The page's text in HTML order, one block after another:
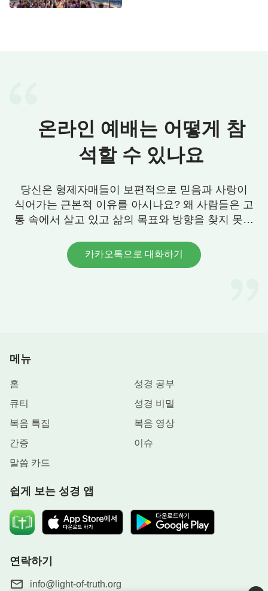
을 주재하는 하나님의 숨겨진 사역 가운데서 하나님
입증하라고 요구한 적도 없다. 그는 이미 만물 가운
데서 하나님의 주재를 보았고, 다른 사람이 받지 못
한 복과 은혜를 얻었다고 생각했기 때문이다. 비록
지만, 하나님에 대한 욥의 믿음은 흔들린 적이 없었
다. 그러므로 그는 그 어떤 사람도 얻지 못한 성과, 곧
하나님의 칭찬과 축복을 받을 수 있었다.
욥은 화복을 따지지 않고 하나님의 이름을
말씀을 들은 적도 없지만, 그의 마음속에는 하나님의
느냐? 바로 앞에서 말한 “여호와의 이름이 찬송을 받
으실찌니이다”라는 것이 그의 태도였다. 이 ‘찬송’에
는 조건도 배경도 그 어떤 이유도 없었다. 여기서 욥
이 자신의 마음을 하나님께 바쳐 주관하도록 한 것을
알 수 있다. 그는 마음속으로 생각하고 결심하고 계
그의 마음은 하나님과 대립되지 않았으며, 단 한 번
도 자신을 위해 무엇을 해 달라고, 무엇을 내려 달라
고 하나님께 요구한 적이 없었다. 또한, 그렇게 하나
기대도 하지 않았다. 욥은 하나님과 거래를 하지 않
온라인 예배는 어떻게 참
석할 수 있나요
당신은 형제자매들이 보편적으로 믿음과 사랑이
식어가는 근본적 이유를 아시나요? 왜 사람들은 고
통 속에서 살고 있고 삶의 목표와 방향을 찾지 못할
카카오톡으로 대화하기
메뉴
홈
성경 공부
큐티
성경 비밀
복음 특집
복음 영상
간증
이슈
말씀 카드
쉽게 보는 성경 앱
연락하기
info@light-of-truth.org